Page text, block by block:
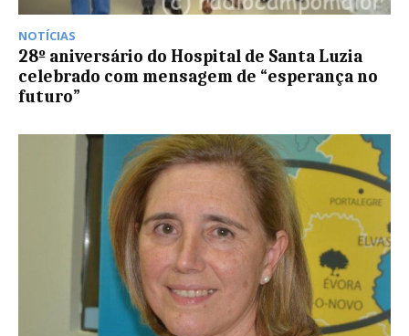
NOTÍCIAS
28º aniversário do Hospital de Santa Luzia
celebrado com mensagem de “esperança no
futuro”